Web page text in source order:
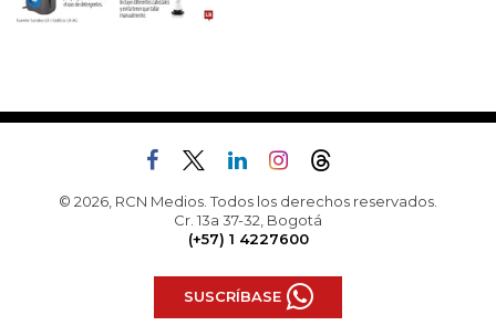
© 2026, RCN Medios. Todos los derechos reservados.
Cr. 13a 37-32, Bogotá
(+57) 1 4227600
SUSCRÍBASE